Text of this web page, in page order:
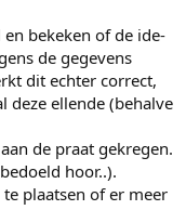
bekeken of de ide-
de gegevens
dit echter correct,
deze ellende (behalve
de praat gekregen.
hoor..).
plaatsen of er meer